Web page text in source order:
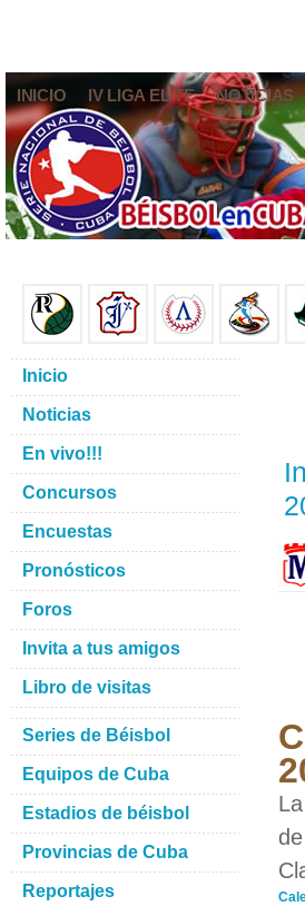
INICIO IV LIGA ELITE NOTICIAS
Inicio
Noticias
En vivo!!!
Concursos
Encuestas
Pronósticos
Foros
Invita a tus amigos
Libro de visitas
Series de Béisbol
Equipos de Cuba
Estadios de béisbol
Provincias de Cuba
Reportajes